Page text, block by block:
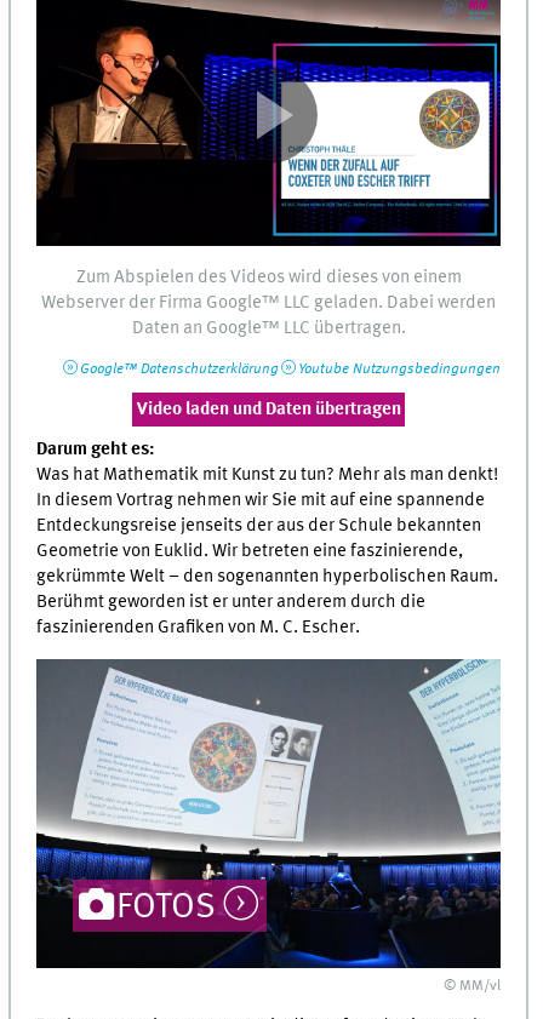
Zum Abspielen des Videos wird dieses von einem
Webserver der Firma Google™ LLC geladen. Dabei werden
Daten an Google™ LLC übertragen.
Google™ Datenschutzerklärung Youtube Nutzungsbedingungen
Video laden und Daten übertragen
Darum geht es:
Was hat Mathematik mit Kunst zu tun? Mehr als man denkt!
In diesem Vortrag nehmen wir Sie mit auf eine spannende
Entdeckungsreise jenseits der aus der Schule bekannten
Geometrie von Euklid. Wir betreten eine faszinierende,
gekrümmte Welt – den sogenannten hyperbolischen Raum.
Berühmt geworden ist er unter anderem durch die
faszinierenden Grafiken von M. C. Escher.
FOTOS
© MM/vl